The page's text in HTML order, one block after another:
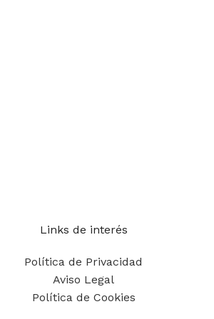
Links de interés
Política de Privacidad
Aviso Legal
Política de Cookies